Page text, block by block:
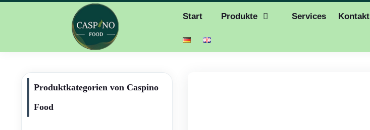
Start Produkte Services Kontakt
Produktkategorien von Caspino
Food